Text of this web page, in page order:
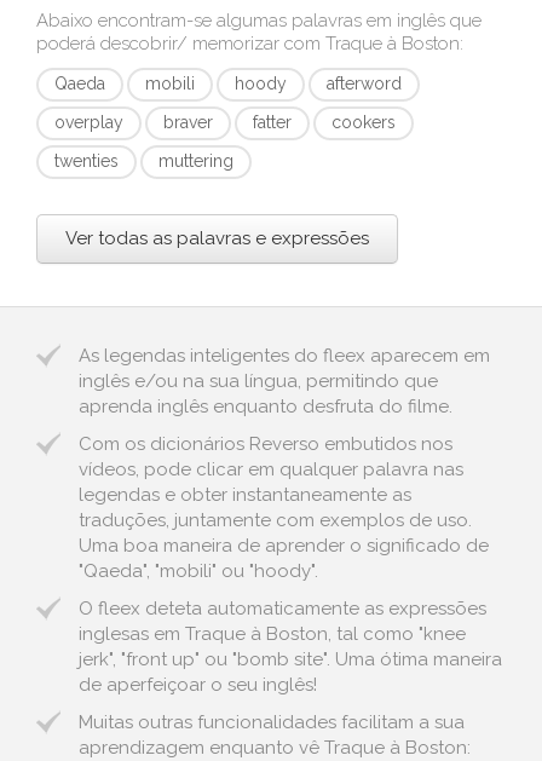
Abaixo encontram-se algumas palavras em inglês que
poderá descobrir/ memorizar com Traque à Boston:
Qaeda mobili hoody
afterword
overplay
braver fatter
cookers
twenties
muttering
Ver todas as palavras e expressões
As legendas inteligentes do fleex aparecem em
inglês e/ou na sua língua, permitindo que
aprenda inglês enquanto desfruta do filme.
Com os dicionários Reverso embutidos nos
vídeos, pode clicar em qualquer palavra nas
legendas e obter instantaneamente as
traduções, juntamente com exemplos de uso.
Uma boa maneira de aprender o significado de
"Qaeda", "mobili" ou "hoody".
O fleex deteta automaticamente as expressões
inglesas em Traque à Boston, tal como "knee
jerk", "front up" ou "bomb site". Uma ótima maneira
de aperfeiçoar o seu inglês!
Muitas outras funcionalidades facilitam a sua
aprendizagem enquanto vê Traque à Boston: